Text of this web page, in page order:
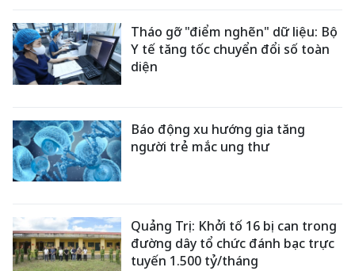
Tháo gỡ "điểm nghẽn" dữ liệu: Bộ
Y tế tăng tốc chuyển đổi số toàn
diện
Báo động xu hướng gia tăng
người trẻ mắc ung thư
Quảng Trị: Khởi tố 16 bị can trong
đường dây tổ chức đánh bạc trực
tuyến 1.500 tỷ/tháng